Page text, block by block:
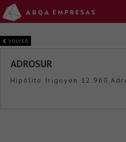
VOLVER
ADROSUR
Hipólito Irigoyen